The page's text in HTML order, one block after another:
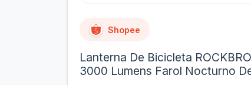
Shopee
Lanterna De Bicicleta
3000 Lumens Farol Nocturno